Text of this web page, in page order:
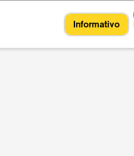
Informativo